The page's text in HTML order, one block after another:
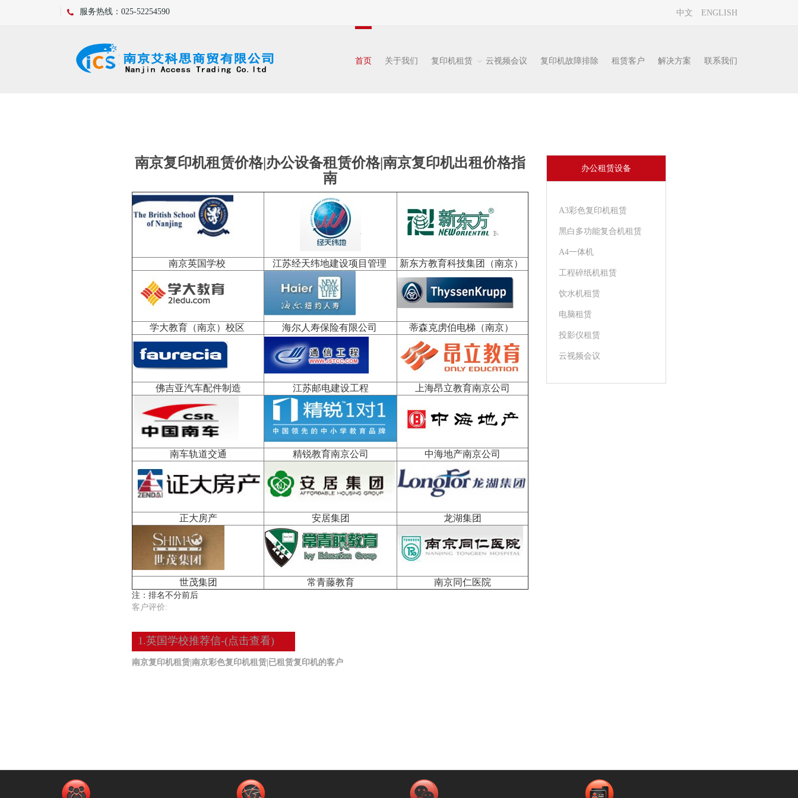
服务热线：025-52254590 中文 ENGLISH
首页 关于我们 复印机租赁 云视频会议 复印机故障排除 租赁客户 解决方案 联系我们
南京复印机租赁价格|办公设备租赁价格|南京复印机出租价格指
南
南京英国学校 江苏经天纬地建设项目管理 新东方教育科技集团（南京）
学大教育（南京）校区 海尔人寿保险有限公司 蒂森克虏伯电梯（南京）
佛吉亚汽车配件制造 江苏邮电建设工程 上海昂立教育南京公司
南车轨道交通 精锐教育南京公司 中海地产南京公司
正大房产 安居集团 龙湖集团
世茂集团 常青藤教育 南京同仁医院
注：排名不分前后
客户评价:
1.英国学校推荐信-(点击查看)
南京复印机租赁|南京彩色复印机租赁|已租赁复印机的客户
办公租赁设备
A3彩色复印机租赁
黑白多功能复合机租赁
A4一体机
工程碎纸机租赁
饮水机租赁
电脑租赁
投影仪租赁
云视频会议